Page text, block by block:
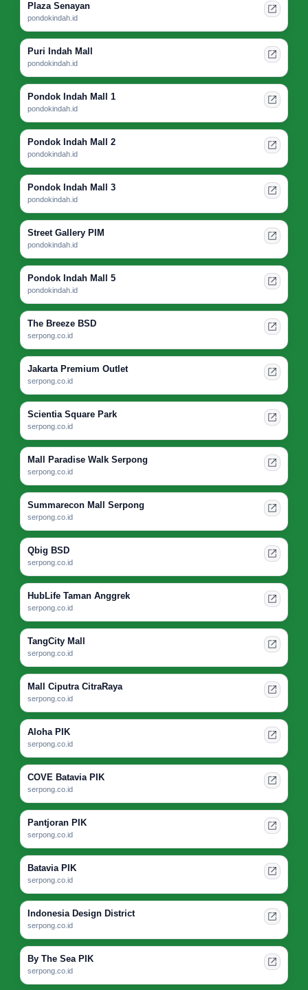
Plaza Senayan
pondokindah.id
Puri Indah Mall
pondokindah.id
Pondok Indah Mall 1
pondokindah.id
Pondok Indah Mall 2
pondokindah.id
Pondok Indah Mall 3
pondokindah.id
Street Gallery PIM
pondokindah.id
Pondok Indah Mall 5
pondokindah.id
The Breeze BSD
serpong.co.id
Jakarta Premium Outlet
serpong.co.id
Scientia Square Park
serpong.co.id
Mall Paradise Walk Serpong
serpong.co.id
Summarecon Mall Serpong
serpong.co.id
Qbig BSD
serpong.co.id
HubLife Taman Anggrek
serpong.co.id
TangCity Mall
serpong.co.id
Mall Ciputra CitraRaya
serpong.co.id
Aloha PIK
serpong.co.id
COVE Batavia PIK
serpong.co.id
Pantjoran PIK
serpong.co.id
Batavia PIK
serpong.co.id
Indonesia Design District
serpong.co.id
By The Sea PIK
serpong.co.id